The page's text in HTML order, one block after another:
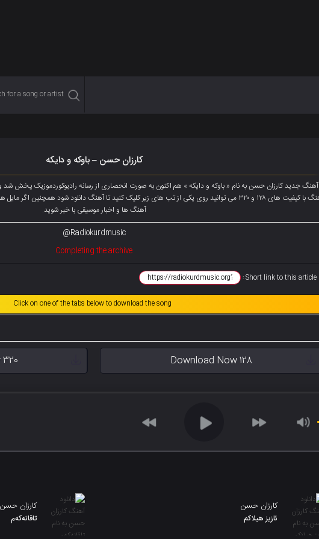
کارزان حسن – باوکه و دایکه
آهنگ جدید کارزان حسن به نام « باوکه و دایکه » هم اکنون به صورت انحصاری از رسانه رادیوکوردموزیک پخش
آهنگ با کیفیت های ۱۲۸ و ۳۲۰ می توانید روی یکی از تب های زیر کلیک کنید تا آهنگ دانلود شود همچنین
آهنگ ها و اخبار موسیقی با خبر شوید.
Radiokurdmusic@
Completing the archive
Short link to this article :
Click on one of the tabs below to download the song
Download Now 128
کارزان حسن
ئازیز هیلاکم
کارزان حسن
تاقانەکەم